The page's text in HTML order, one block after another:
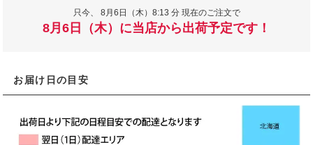
只今、 8月6日（木）8:13 分 現在のご注文で
8月6日（木）に当店から出荷予定です！
お届け日の目安